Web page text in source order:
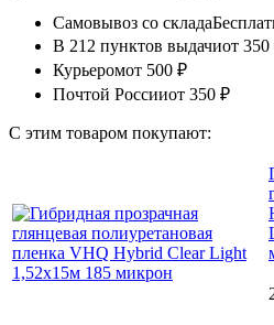
Самовывоз со склада
В 212 пунктов выдачиот 350
Курьеромот 500 ₽
Почтой Россииот 350 ₽
С этим товаром покупают: